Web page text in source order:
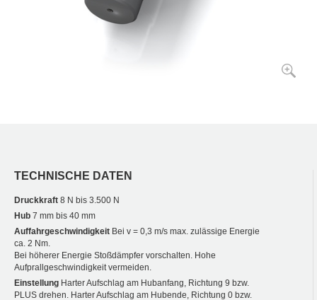
TECHNISCHE DATEN
Druckkraft 8 N bis 3.500 N
Hub 7 mm bis 40 mm
Auffahrgeschwindigkeit Bei v = 0,3 m/s max. zulässige Energie
ca. 2 Nm.
Bei höherer Energie Stoßdämpfer vorschalten. Hohe
Aufprallgeschwindigkeit vermeiden.
Einstellung Harter Aufschlag am Hubanfang, Richtung 9 bzw.
PLUS drehen. Harter Aufschlag am Hubende, Richtung 0 bzw.